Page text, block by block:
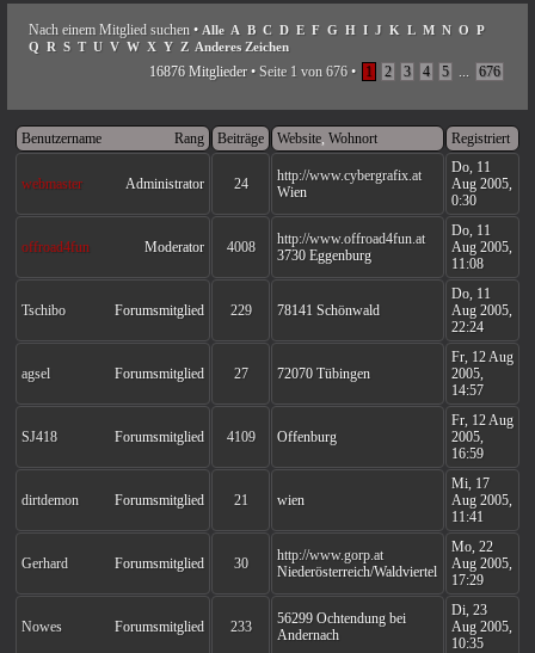
Nach einem Mitglied suchen • Alle A B C D E F G H I J K L M N O P
Q R S T U V W X Y Z Anderes Zeichen
16876 Mitglieder • Seite 1 von 676 • 1 2 3 4 5 ... 676
Rang
Benutzername Beiträge Website, Wohnort Registriert
Administrator
webmaster 24
http://www.cybergrafix.at
Wien
Do, 11
Aug 2005,
0:30
Moderator
offroad4fun 4008
http://www.offroad4fun.at
3730 Eggenburg
Do, 11
Aug 2005,
11:08
Forumsmitglied
Tschibo 229 78141 Schönwald
Do, 11
Aug 2005,
22:24
Forumsmitglied
agsel 27 72070 Tübingen
Fr, 12 Aug
2005,
14:57
Forumsmitglied
SJ418 4109 Offenburg
Fr, 12 Aug
2005,
16:59
Forumsmitglied
dirtdemon 21 wien
Mi, 17
Aug 2005,
11:41
Forumsmitglied
Gerhard 30
http://www.gorp.at
Niederösterreich/Waldviertel
Mo, 22
Aug 2005,
17:29
Forumsmitglied
Nowes 233
56299 Ochtendung bei
Andernach
Di, 23
Aug 2005,
10:35